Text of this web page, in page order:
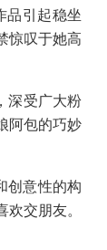
品引起稳坐
惊叹于她高
深受广大粉
阿包的巧妙
创意性的构
交朋友。